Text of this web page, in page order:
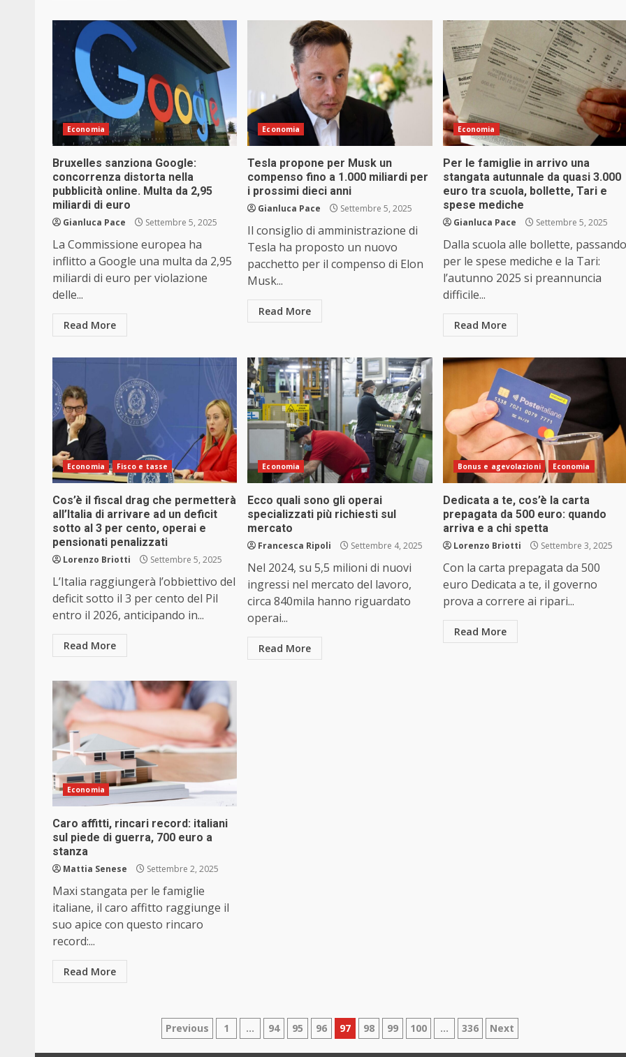
Economia
Bruxelles sanziona Google:
concorrenza distorta nella
pubblicità online. Multa da 2,95
miliardi di euro
Gianluca Pace Settembre 5, 2025
La Commissione europea ha
inflitto a Google una multa da 2,95
miliardi di euro per violazione
delle...
Read More
Economia
Tesla propone per Musk un
compenso fino a 1.000 miliardi per
i prossimi dieci anni
Gianluca Pace Settembre 5, 2025
Il consiglio di amministrazione di
Tesla ha proposto un nuovo
pacchetto per il compenso di Elon
Musk...
Read More
Economia
Per le famiglie in arrivo una
stangata autunnale da quasi 3.000
euro tra scuola, bollette, Tari e
spese mediche
Gianluca Pace Settembre 5, 2025
Dalla scuola alle bollette, passando
per le spese mediche e la Tari:
l’autunno 2025 si preannuncia
difficile...
Read More
Economia Fisco e tasse
Cos’è il fiscal drag che permetterà
all’Italia di arrivare ad un deficit
sotto al 3 per cento, operai e
pensionati penalizzati
Lorenzo Briotti Settembre 5, 2025
L’Italia raggiungerà l’obbiettivo del
deficit sotto il 3 per cento del Pil
entro il 2026, anticipando in...
Read More
Economia
Ecco quali sono gli operai
specializzati più richiesti sul
mercato
Francesca Ripoli Settembre 4, 2025
Nel 2024, su 5,5 milioni di nuovi
ingressi nel mercato del lavoro,
circa 840mila hanno riguardato
operai...
Read More
Bonus e agevolazioni Economia
Dedicata a te, cos’è la carta
prepagata da 500 euro: quando
arriva e a chi spetta
Lorenzo Briotti Settembre 3, 2025
Con la carta prepagata da 500
euro Dedicata a te, il governo
prova a correre ai ripari...
Read More
Economia
Caro affitti, rincari record: italiani
sul piede di guerra, 700 euro a
stanza
Mattia Senese Settembre 2, 2025
Maxi stangata per le famiglie
italiane, il caro affitto raggiunge il
suo apice con questo rincaro
record:...
Read More
Paginazione
Previous 1 … 94 95 96 97 98 99 100 … 336 Next